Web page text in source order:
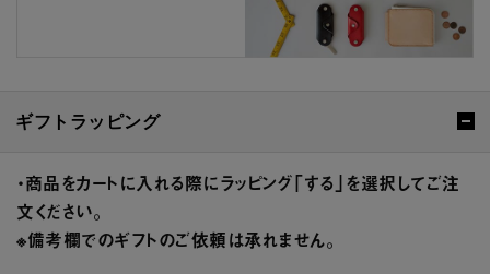
ギフトラッピング
・商品をカートに入れる際にラッピング「する」を選択してご注
文ください。
※備考欄でのギフトのご依頼は承れません。